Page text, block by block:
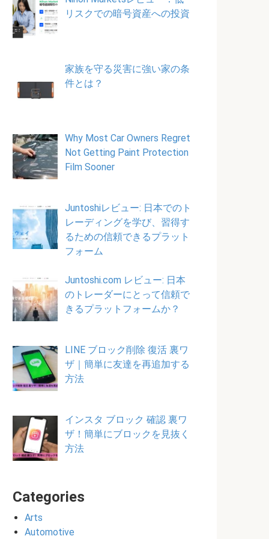
リスクでの暗号資産への投資
家族を守る災害に強い家の条
件とは？
Why Most Car Owners Regret
Not Getting Paint Protection
Film Sooner
Juntoshiレビュー: 日本でのト
レーディングを学び、習得す
るための信頼できるプラット
フォーム
Juntoshi.com レビュー: 日本
のトレーダーにとって信頼で
きるプラットフォームか？
LINE ブロック削除 復活 裏ワ
ザ｜簡単に友達を再追加する
方法
インスタ ブロック 確認 裏ワ
ザ！簡単にブロックを見抜く
方法
Categories
Arts
Automotive